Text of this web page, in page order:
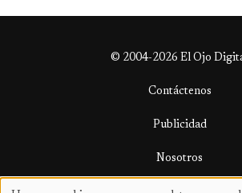
© 2004-2026 El Ojo
Contáctenos
Publicidad
Nosotros